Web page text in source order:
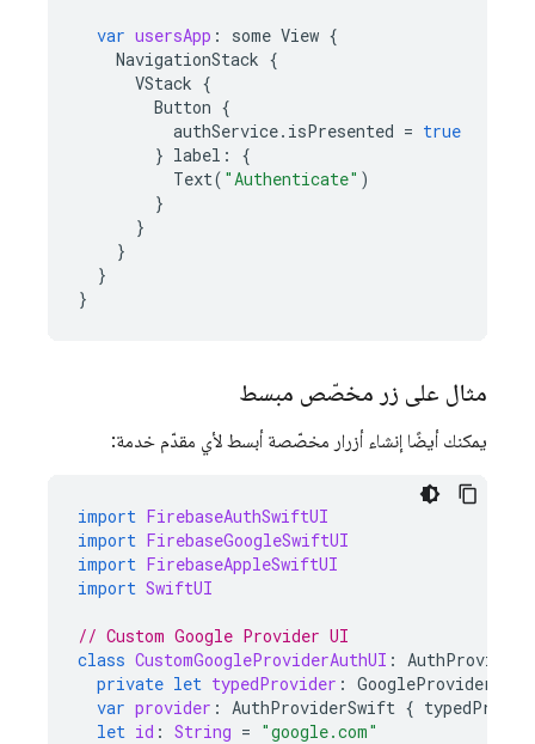
var usersApp : some View {
NavigationStack {
VStack {
Button {
authService. isPresented = true
} label :
{
Text( "Authenticate" )
}
}
}
}
}
مثال على زر مخصّص مبسط
يمكنك أيضًا إنشاء أزرار مخصّصة أبسط لأي مقدّم خدمة:
import FirebaseAuthSwiftUI
import FirebaseGoogleSwiftUI
import FirebaseAppleSwiftUI
import SwiftUI
// Custom Google Provider UI
class CustomGoogleProviderAuthUI :
private let typedProvider :
var provider : AuthProviderSwift {
let id : String = "google.com"